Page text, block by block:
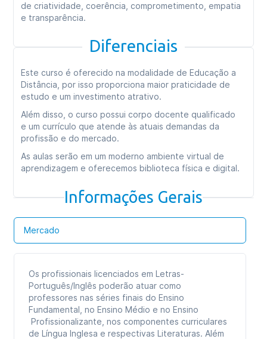
de criatividade, coerência, comprometimento, empatia
e transparência.
Diferenciais
Este curso é oferecido na modalidade de Educação a
Distância, por isso proporciona maior praticidade de
estudo e um investimento atrativo.
Além disso, o curso possui corpo docente qualificado
e um currículo que atende às atuais demandas da
profissão e do mercado.
As aulas serão em um moderno ambiente virtual de
aprendizagem e oferecemos biblioteca física e digital.
Informações Gerais
Mercado
Os profissionais licenciados em Letras-
Português/Inglês poderão atuar como
professores nas séries finais do Ensino
Fundamental, no Ensino Médio e no Ensino
Profissionalizante, nos componentes curriculares
de Língua Inglesa e respectivas Literaturas. Além